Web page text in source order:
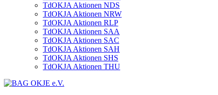
TdOKJA Aktionen NDS
TdOKJA Aktionen NRW
TdOKJA Aktionen RLP
TdOKJA Aktionen SAA
TdOKJA Aktionen SAC
TdOKJA Aktionen SAH
TdOKJA Aktionen SHS
TdOKJA Aktionen THU